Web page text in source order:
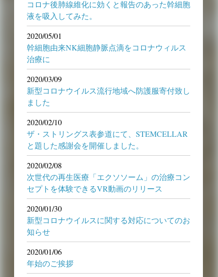
コロナ後肺線維化に効くと報告のあった幹細胞
液を吸入してみた。
2020/05/01
幹細胞由来NK細胞静脈点滴をコロナウィルス
治療に
2020/03/09
新型コロナウイルス流行地域へ防護服寄付致し
ました
2020/02/10
ザ・ストリングス表参道にて、STEMCELLAR
と題した感謝会を開催しました。
2020/02/08
次世代の再生医療「エクソソーム」の治療コン
セプトを体験できるVR動画のリリース
2020/01/30
新型コロナウイルスに関する対応についてのお
知らせ
2020/01/06
年始のご挨拶